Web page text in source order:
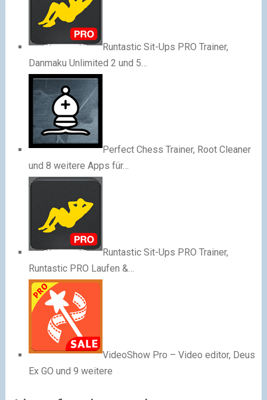
Runtastic Sit-Ups PRO Trainer,
Danmaku Unlimited 2 und 5…
Perfect Chess Trainer, Root Cleaner
und 8 weitere Apps für…
Runtastic Sit-Ups PRO Trainer,
Runtastic PRO Laufen &…
VideoShow Pro – Video editor, Deus
Ex GO und 9 weitere